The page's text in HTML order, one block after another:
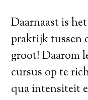
Daarnaast is
praktijk tussen
groot! Daarom
cursus op te
qua intensiteit